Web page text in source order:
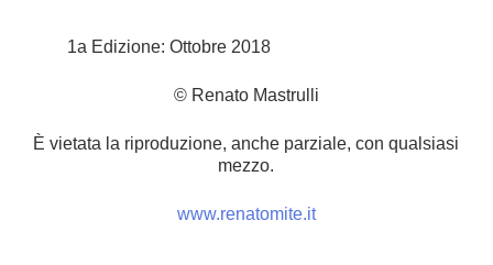
1a Edizione: Ottobre 2018
© Renato Mastrulli
È vietata la riproduzione, anche parziale, con qualsiasi
mezzo.
www.renatomite.it